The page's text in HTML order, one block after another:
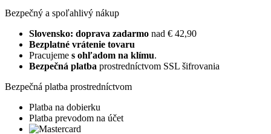
Bezpečný a spoľahlivý nákup
Slovensko: doprava zadarmo nad € 42,90
Bezplatné vrátenie tovaru
Pracujeme s ohľadom na klímu.
Bezpečná platba prostredníctvom SSL šifrovania
Bezpečná platba prostredníctvom
Platba na dobierku
Platba prevodom na účet